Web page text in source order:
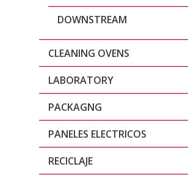
DOWNSTREAM
CLEANING OVENS
LABORATORY
PACKAGNG
PANELES ELECTRICOS
RECICLAJE